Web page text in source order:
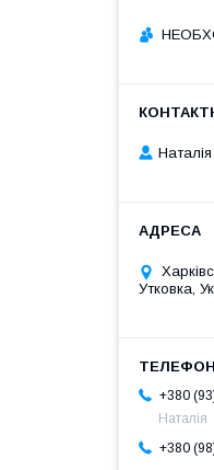
Наталія
Утковка,
+380
Наталія
+380